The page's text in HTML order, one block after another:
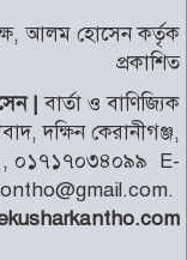
ব্যবসায়ী নিহত
নতুন নামে আসছে
আলম হোসেন কর্তৃক
প্রকাশিত
|বার্তা ও বাণিজ্যিক
দক্ষিন কেরানীগঞ্জ,
০১৭১৭০৩৪০৯৯ E-